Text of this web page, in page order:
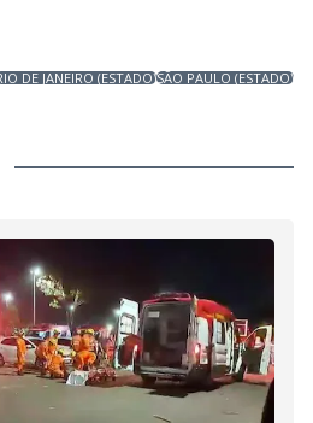
DE JANEIRO (ESTADO)SÃO PAULO (ESTADO)